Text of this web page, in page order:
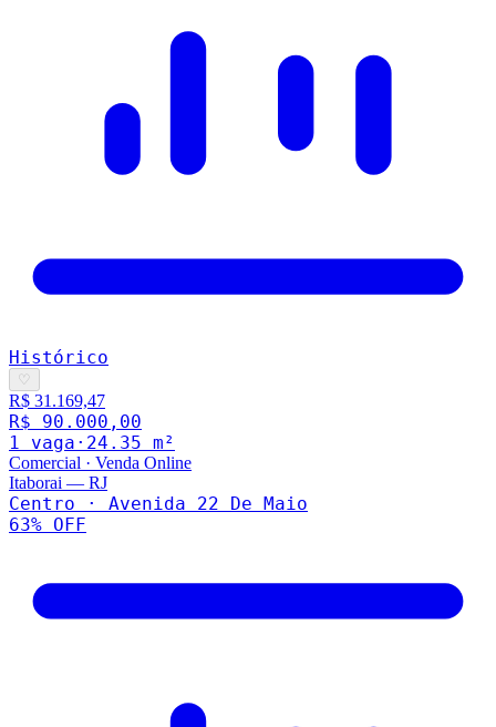
Histórico
♡
R$ 31.169,47
R$ 90.000,00
1 vaga · 24.35 m²
Comercial · Venda Online
Itaborai — RJ
Centro · Avenida 22 De Maio
63% OFF